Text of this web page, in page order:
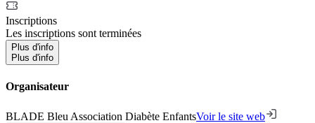
Inscriptions
Les inscriptions sont terminées
Plus d'info
Plus d'info
Organisateur
BLADE Bleu Association Diabète EnfantsVoir le site web